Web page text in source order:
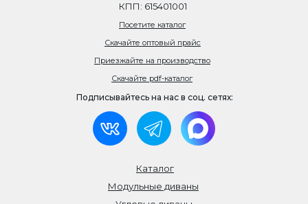
Модульные диваны
Каталог
Подписывайтесь на нас в соц. сетях:
Посетите каталог
Скачайте оптовый прайс
Приезжайте на производство
Скачайте pdf-каталог
КПП: 615401001